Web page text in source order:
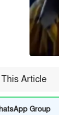
Article
Group